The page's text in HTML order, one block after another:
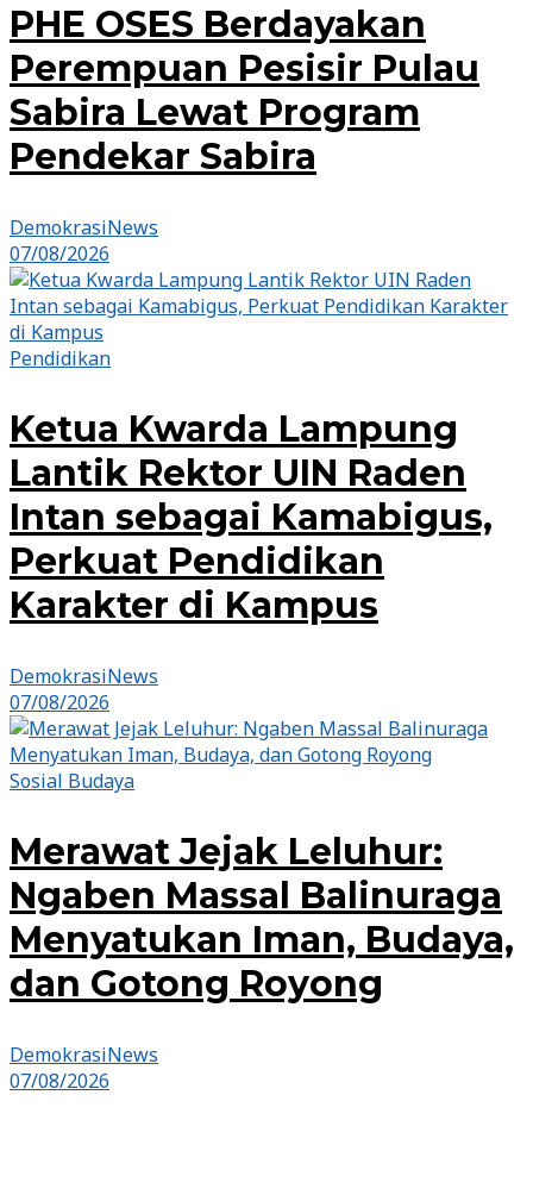
PHE OSES Berdayakan
Perempuan Pesisir Pulau
Sabira Lewat Program
Pendekar Sabira
DemokrasiNews
07/08/2026
Pendidikan
Ketua Kwarda Lampung
Lantik Rektor UIN Raden
Intan sebagai Kamabigus,
Perkuat Pendidikan
Karakter di Kampus
DemokrasiNews
07/08/2026
Sosial Budaya
Merawat Jejak Leluhur:
Ngaben Massal Balinuraga
Menyatukan Iman, Budaya,
dan Gotong Royong
DemokrasiNews
07/08/2026